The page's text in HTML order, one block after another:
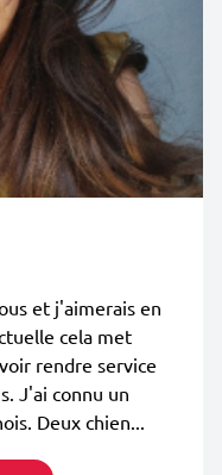
et j'aimerais en
cela met
rendre service
J'ai connu un
Deux chien...